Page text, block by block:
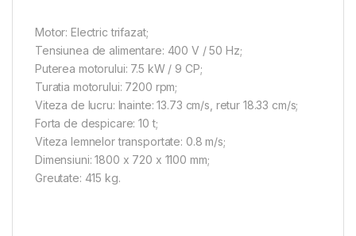
Motor: Electric trifazat;
Tensiunea de alimentare: 400 V / 50 Hz;
Puterea motorului: 7.5 kW / 9 CP;
Turatia motorului: 7200 rpm;
Viteza de lucru: Inainte: 13.73 cm/s, retur 18.33 cm/s;
Forta de despicare: 10 t;
Viteza lemnelor transportate: 0.8 m/s;
Dimensiuni: 1800 x 720 x 1100 mm;
Greutate: 415 kg.